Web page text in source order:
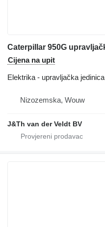
Cijena na upit
Elektrika - upravljačka jedinica
Nizozemska, Wouw
J&Th van der Veldt BV